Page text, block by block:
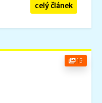
celý článek
15